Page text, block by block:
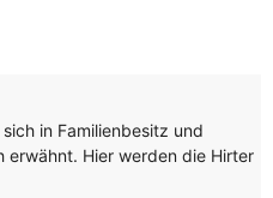
in Familienbesitz und
erwähnt. Hier werden die Hirter